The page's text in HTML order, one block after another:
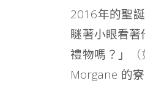
2016年的聖
瞇著小眼看
禮物嗎？」
Morgane 的